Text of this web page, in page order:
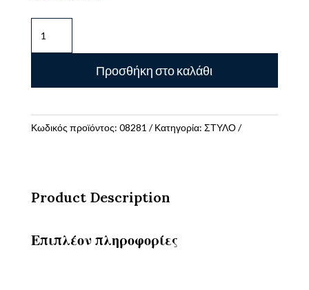
ΠΙΝΑΚΑ
ΜΕ
WRITECK
Προσθήκη στο καλάθι
Κωδικός προϊόντος: 08281 Κατηγορία: ΣΤΥΛΟ
Product Description
Επιπλέον πληροφορίες